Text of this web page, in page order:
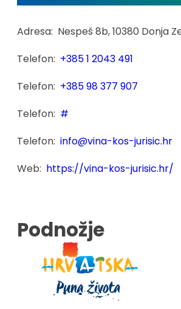
Adresa: Nespeš 8b, 10380 Donja
Telefon: +385 1 2043 491
Telefon: +385 98 377 907
Telefon: #
Telefon: info@vina-kos-jurisic.hr
Web: https://vina-kos-jurisic.hr/
Podnožje